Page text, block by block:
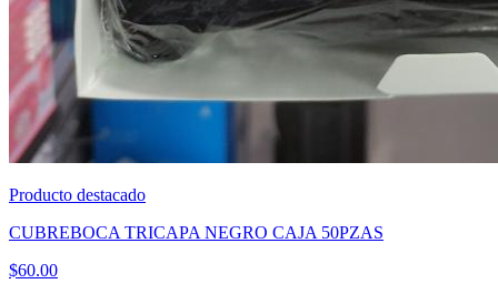
Producto destacado
CUBREBOCA TRICAPA NEGRO CAJA 50PZAS
$60.00